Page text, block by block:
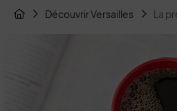
Fil d'Arianne de la page
Page d'accueil du site
Découvrir Versailles La
Image d'illustration de La presse